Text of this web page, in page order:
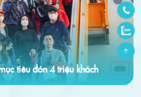
tiêu đón 4 triệu khách